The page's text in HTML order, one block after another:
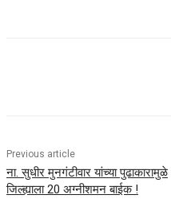
Previous article
ना. सुधीर मुनगंटीवार यांच्या पुढाकारामुळे
जिल्ह्याला 20 अग्नीशमन बाईक !